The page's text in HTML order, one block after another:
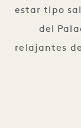
estar tipo
del
relajantes